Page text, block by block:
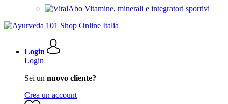
Vitamine, minerali e integratori sportivi
Login
Login
Sei un nuovo cliente?
Crea un account